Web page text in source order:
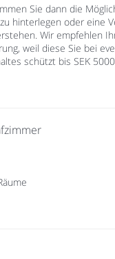
Sie dann die
hinterlegen oder eine
Wir empfehlen
weil diese Sie bei
schützt bis SEK 5000.